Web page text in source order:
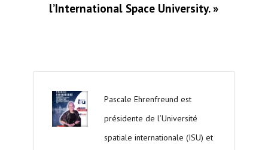
l’International Space University. »
Pascale Ehrenfreund est
présidente de l’Université
spatiale internationale (ISU) et